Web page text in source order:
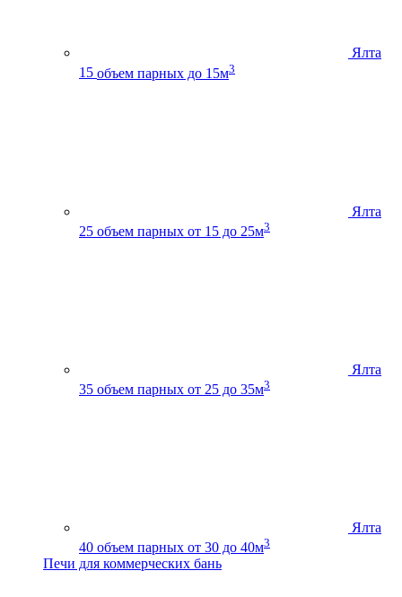
Ялта
15 объем парных до 15м3
Ялта
25 объем парных от 15 до 25м3
Ялта
35 объем парных от 25 до 35м3
Ялта
40 объем парных от 30 до 40м3
Печи для коммерческих бань